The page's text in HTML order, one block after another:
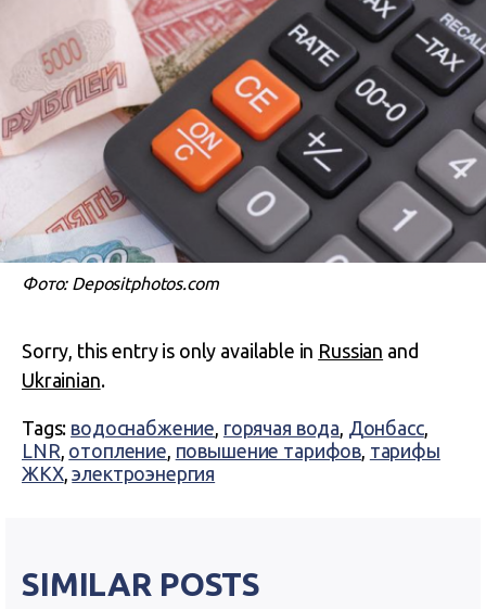
Фото: Depositphotos.com
Sorry, this entry is only available in Russian and
Ukrainian.
Tags: водоснабжение, горячая вода, Донбасс,
LNR, отопление, повышение тарифов, тарифы
ЖКХ,электроэнергия
SIMILAR POSTS